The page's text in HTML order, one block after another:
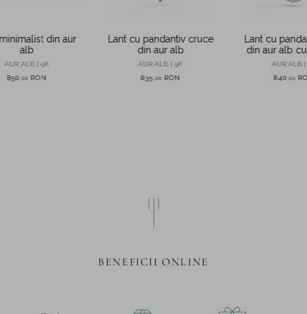
din aur
alb
AUR ALB | 9K
850 00 RON
Lant cu pandantiv cruce
din aur alb
AUR ALB | 9K
835 00 RON
Lant cu
din aur alb
AUR ALB |
840 ,00
BENEFICII ONLINE